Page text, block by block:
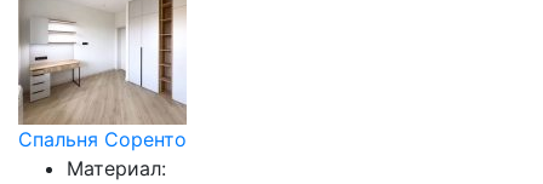
Спальня Соренто
Материал: